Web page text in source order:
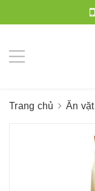
Trang chủ Ăn vặt